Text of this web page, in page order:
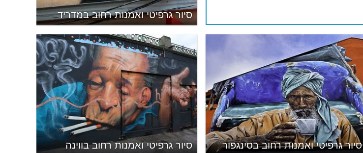
סיור גרפיטי ואמנות רחוב במדריד
סיור גרפיטי ואמנות רחוב בווינה סיור גרפיטי ואמנות רחוב בסינגפור